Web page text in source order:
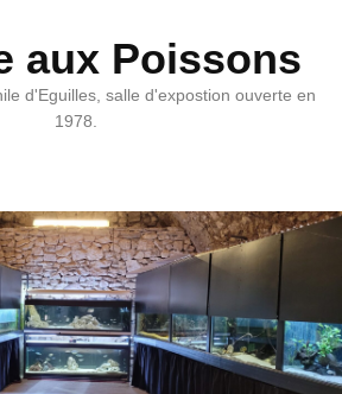
aux Poissons
d'Eguilles, salle d'expostion ouverte en
1978.